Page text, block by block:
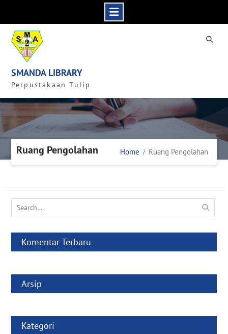
content
SMANDA LIBRARY
Perpustakaan Tulip
Ruang Pengolahan Home Ruang Pengolahan
Search
for:
Komentar Terbaru
Arsip
Kategori